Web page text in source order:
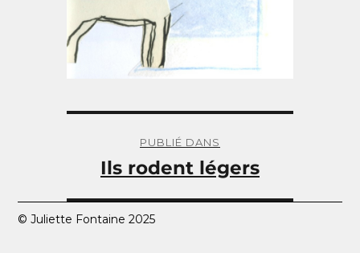
l’article
PUBLIÉ DANS
Ils rodent légers
© Juliette Fontaine 2025